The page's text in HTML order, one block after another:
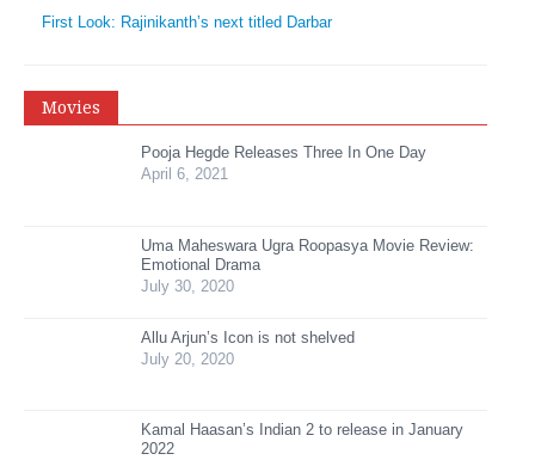
First Look: Rajinikanth’s next titled Darbar
Movies
Pooja Hegde Releases Three In One Day
April 6, 2021
Uma Maheswara Ugra Roopasya Movie Review:
Emotional Drama
July 30, 2020
Allu Arjun’s Icon is not shelved
July 20, 2020
Kamal Haasan’s Indian 2 to release in January
2022